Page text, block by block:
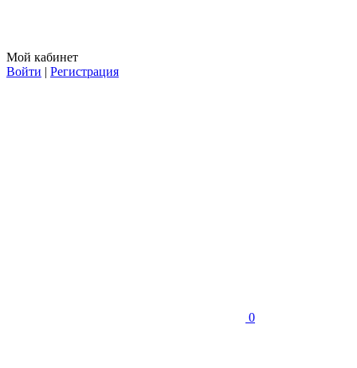
Мой кабинет
Войти | Регистрация
0